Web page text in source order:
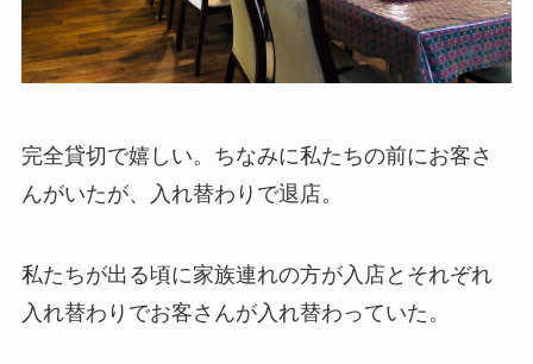
完全貸切で嬉しい。ちなみに私たちの前にお客さ
んがいたが、入れ替わりで退店。
私たちが出る頃に家族連れの方が入店とそれぞれ
入れ替わりでお客さんが入れ替わっていた。